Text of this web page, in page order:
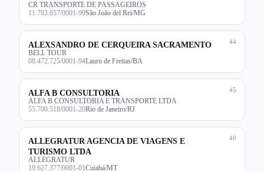
CR TRANSPORTE DE PASSAGEIROS
11.783.657/0001-99São João del Rei/MG
44
ALEXSANDRO DE CERQUEIRA SACRAMENTO
BELL TOUR
08.472.725/0001-94Lauro de Freitas/BA
45
ALFA B CONSULTORIA
ALFA B CONSULTORIA E TRANSPORTE LTDA
55.700.518/0001-20Rio de Janeiro/RJ
46
ALLEGRATUR AGENCIA DE VIAGENS E
TURISMO LTDA
ALLEGRATUR
19.627.377/0001-01 Cuiabá/MT